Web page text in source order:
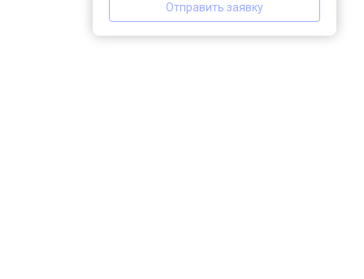
Отправить заявку